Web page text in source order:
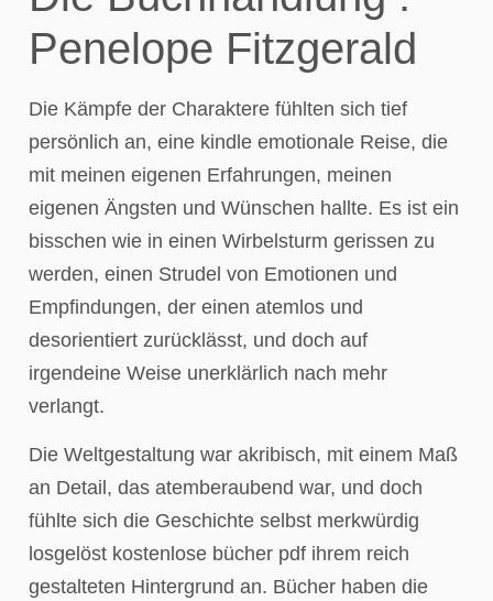
Penelope Fitzgerald
Die Kämpfe der Charaktere fühlten sich tief
persönlich an, eine kindle emotionale Reise, die
mit meinen eigenen Erfahrungen, meinen
eigenen Ängsten und Wünschen hallte. Es ist ein
bisschen wie in einen Wirbelsturm gerissen zu
werden, einen Strudel von Emotionen und
Empfindungen, der einen atemlos und
desorientiert zurücklässt, und doch auf
irgendeine Weise unerklärlich nach mehr
verlangt.
Die Weltgestaltung war akribisch, mit einem Maß
an Detail, das atemberaubend war, und doch
fühlte sich die Geschichte selbst merkwürdig
losgelöst kostenlose bücher pdf ihrem reich
gestalteten Hintergrund an. Bücher haben die